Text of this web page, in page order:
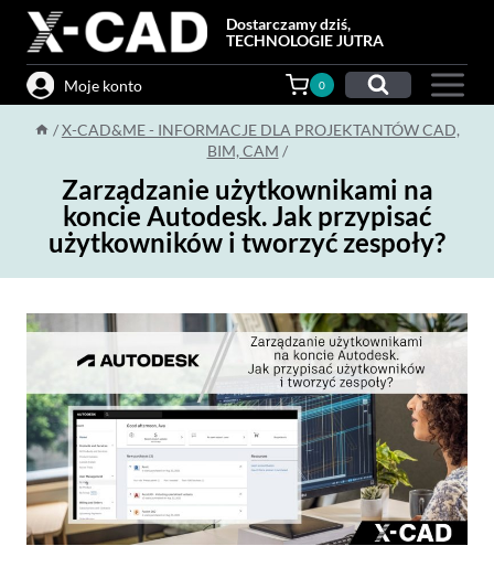
Przejdź
treści
Dostarczamy dziś,
TECHNOLOGIE JUTRA
Moje konto 0
/ X-CAD&ME - INFORMACJE DLA PROJEKTANTÓW CAD,
BIM, CAM /
Zarządzanie użytkownikami na
koncie Autodesk. Jak przypisać
użytkowników i tworzyć zespoły?